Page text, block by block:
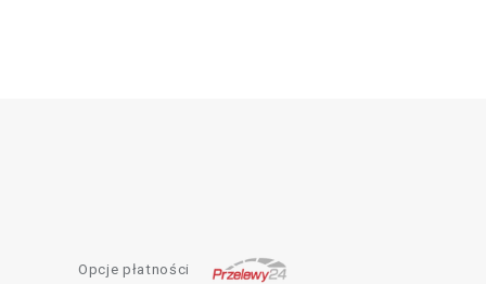
Opcje płatności